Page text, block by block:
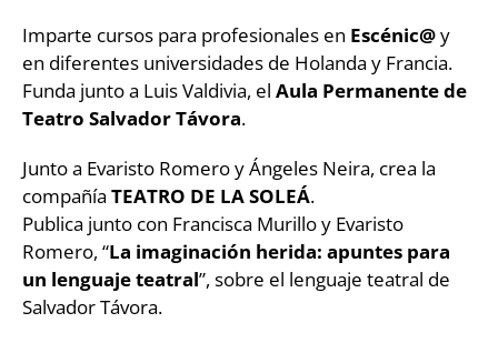
Imparte cursos para profesionales en Escénic@y
en diferentes universidades de Holanda y Francia.
Funda junto a Luis Valdivia, el Aula Permanente de
Teatro Salvador Távora.
Junto a Evaristo Romero y Ángeles Neira, crea la
compañía TEATRO DE LA SOLEÁ.
Publica junto con Francisca Murillo y Evaristo
Romero, “La imaginación herida: apuntes para
un lenguaje teatral”, sobre el lenguaje teatral de
Salvador Távora.